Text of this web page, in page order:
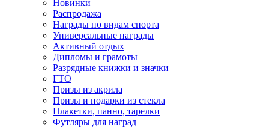
Новинки
Распродажа
Награды по видам спорта
Универсальные награды
Активный отдых
Дипломы и грамоты
Разрядные книжки и значки
ГТО
Призы из акрила
Призы и подарки из стекла
Плакетки, панно, тарелки
Футляры для наград